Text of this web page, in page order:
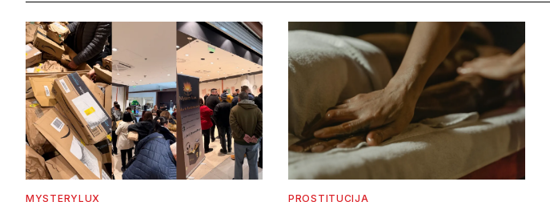
MYSTERYLUX PROSTITUCIJA